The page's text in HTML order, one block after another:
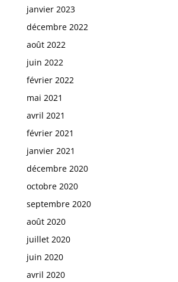
janvier 2023
décembre 2022
août 2022
juin 2022
février 2022
mai 2021
avril 2021
février 2021
janvier 2021
décembre 2020
octobre 2020
septembre 2020
août 2020
juillet 2020
juin 2020
avril 2020